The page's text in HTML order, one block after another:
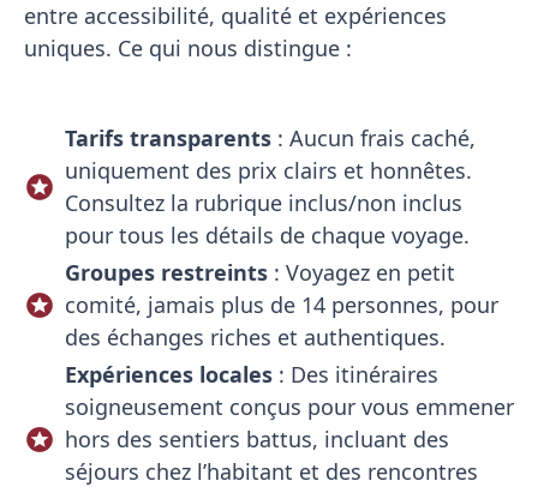
entre accessibilité, qualité et expériences
uniques. Ce qui nous distingue :
Tarifs transparents: Aucun frais caché,
uniquement des prix clairs et honnêtes.
Consultez la rubrique inclus/non inclus
pour tous les détails de chaque voyage.
Groupes restreints: Voyagez en petit
comité, jamais plus de 14 personnes, pour
des échanges riches et authentiques.
Expériences locales: Des itinéraires
soigneusement conçus pour vous emmener
hors des sentiers battus, incluant des
séjours chez l’habitant et des rencontres